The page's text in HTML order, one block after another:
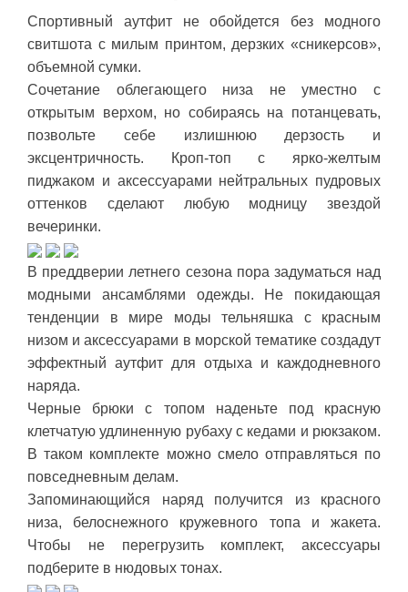
Спортивный аутфит не обойдется без модного
свитшота с милым принтом, дерзких «сникерсов»,
объемной сумки.
Сочетание облегающего низа не уместно с
открытым верхом, но собираясь на потанцевать,
позвольте себе излишнюю дерзость и
эксцентричность. Кроп-топ с ярко-желтым
пиджаком и аксессуарами нейтральных пудровых
оттенков сделают любую модницу звездой
вечеринки.
В преддверии летнего сезона пора задуматься над
модными ансамблями одежды. Не покидающая
тенденции в мире моды тельняшка с красным
низом и аксессуарами в морской тематике создадут
эффектный аутфит для отдыха и каждодневного
наряда.
Черные брюки с топом наденьте под красную
клетчатую удлиненную рубаху с кедами и рюкзаком.
В таком комплекте можно смело отправляться по
повседневным делам.
Запоминающийся наряд получится из красного
низа, белоснежного кружевного топа и жакета.
Чтобы не перегрузить комплект, аксессуары
подберите в нюдовых тонах.